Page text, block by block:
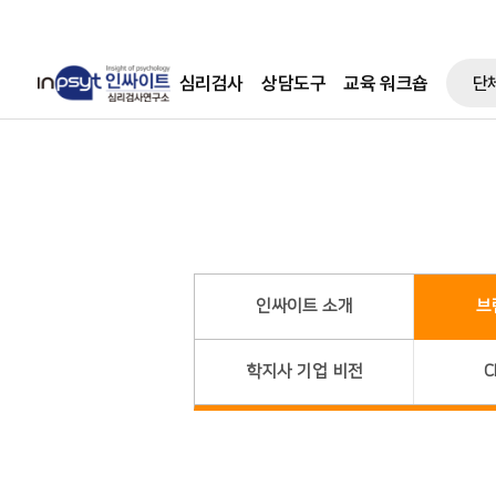
심리검사 상담도구 교육 워크숍 단
인싸이트 소개 브
학지사 기업 비전